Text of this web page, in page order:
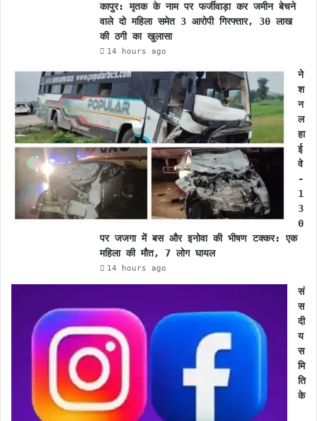
कापुर: मृतक के नाम पर फर्जीवाड़ा कर जमीन बेचने
वाले दो महिला समेत 3 आरोपी गिरफ्तार, 30 लाख
की ठगी का खुलासा
14 hours ago
ने
श
न
ल
हा
ई
वे
-
1
3
0
पर जजगा में बस और इनोवा की भीषण टक्कर: एक
महिला की मौत, 7 लोग घायल
14 hours ago
सं
स
दी
य
स
मि
ति
के